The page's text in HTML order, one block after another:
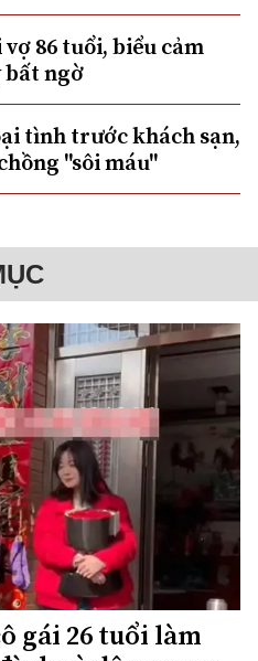
86 tuổi, biểu cảm
bất ngờ
tình trước khách sạn,
"sôi máu"
gái 26 tuổi làm